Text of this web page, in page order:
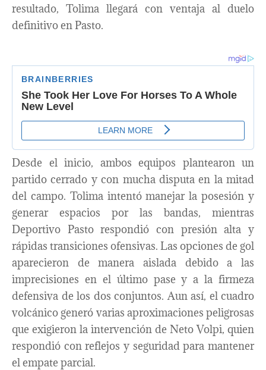
resultado, Tolima llegará con ventaja al duelo
definitivo en Pasto.
Desde el inicio, ambos equipos plantearon un
partido cerrado y con mucha disputa en la mitad
del campo. Tolima intentó manejar la posesión y
generar espacios por las bandas, mientras
Deportivo Pasto respondió con presión alta y
rápidas transiciones ofensivas. Las opciones de gol
aparecieron de manera aislada debido a las
imprecisiones en el último pase y a la firmeza
defensiva de los dos conjuntos. Aun así, el cuadro
volcánico generó varias aproximaciones peligrosas
que exigieron la intervención de Neto Volpi, quien
respondió con reflejos y seguridad para mantener
el empate parcial.